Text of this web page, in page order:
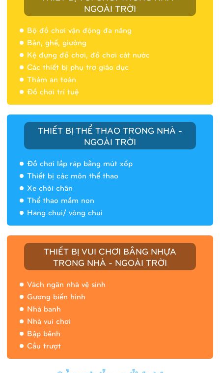
NGOÀI TRỜI
Bộ đồ chơi vận động đa năng
Bàn, ghế, giường
Kệ đựng đồ chơi, đồ chơi cát nước
Các thiết bị phụ trợ giáo dục
Thảm an toàn
Đồ chơi trí tuệ
THIẾT BỊ THỂ THAO TRONG NHÀ -
NGOÀI TRỜI
Đồ chơi lắp ráp bằng mút xốp
Thiết bị các môn thể thao
Xe chòi chân
Thể thao mầm non
Hang chui/ vòng chui
THIẾT BỊ VUI CHƠI BẰNG NHỰA
TRONG NHÀ - NGOÀI TRỜI
Vách ngăn nhà vệ sinh
Gương biến hình
Nhà banh
Nhà vui chơi
Bập bênh
Cầu trượt
Nhà banh 9H5404
Nhà banh 9H5408